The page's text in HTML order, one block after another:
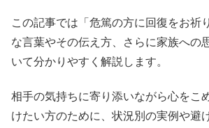
この記事では「危篤の方に回復をお祈
な言葉やその伝え方、さらに家族への
いて分かりやすく解説します。
相手の気持ちに寄り添いながら心をこ
けたい方のために、状況別の実例や避